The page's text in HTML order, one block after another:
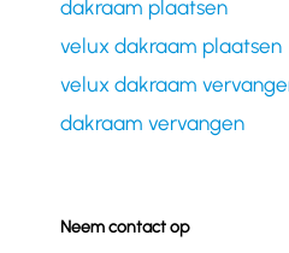
dakraam plaatsen
velux dakraam plaatsen
velux dakraam
dakraam vervangen
Neem contact op